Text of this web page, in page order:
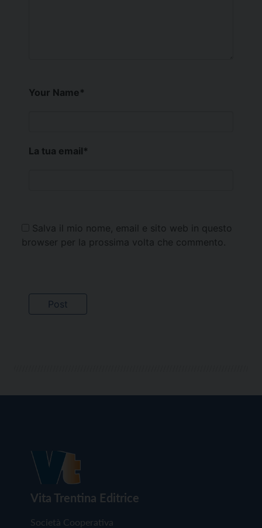
Your Name*
La tua email*
Salva il mio nome, email e sito web in questo
browser per la prossima volta che commento.
Vita Trentina Editrice
Società Cooperativa